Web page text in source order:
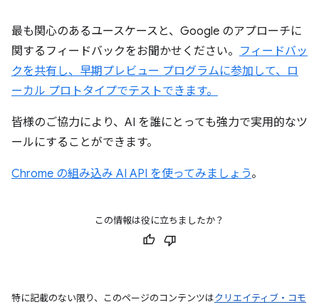
最も関心のあるユースケースと、Google のアプローチに
関するフィードバックをお聞かせください。 フィードバッ
クを共有し、早期プレビュー プログラムに参加して、ロ
ーカル プロトタイプでテストできます。
皆様のご協力により、AI を誰にとっても強力で実用的なツ
ールにすることができます。
Chrome の組み込み AI API を使ってみましょう。
この情報は役に立ちましたか？
特に記載のない限り、このページのコンテンツはクリエイティブ・コモ